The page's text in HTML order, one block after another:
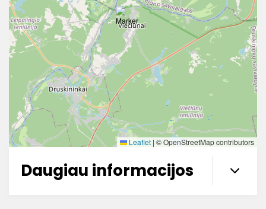
Leaflet | © OpenStreetMap contributors
Daugiau informacijos